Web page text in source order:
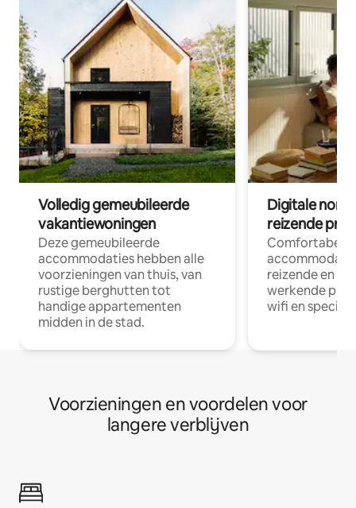
Volledig gemeubileerde
vakantiewoningen
Deze gemeubileerde
accommodaties hebben alle
voorzieningen van thuis, van
rustige berghutten tot
handige appartementen
midden in de stad.
Digitale
reizende
Comfortabele
reizende en
werkende
wifi en
Voorzieningen en voordelen voor
langere verblijven